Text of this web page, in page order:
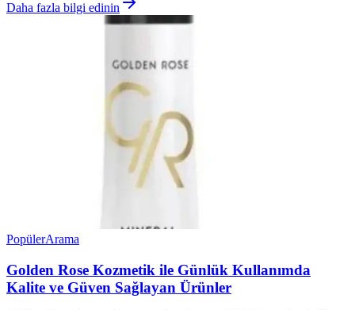
Daha fazla bilgi edinin
PopülerArama
Golden Rose Kozmetik ile Günlük Kullanımda
Kalite ve Güven Sağlayan Ürünler